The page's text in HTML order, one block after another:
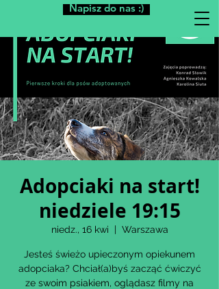
Napisz do nas :)
Adopciaki na start!
niedziele 19:15
niedz., 16 kwi
  |
Warszawa
Jesteś świeżo upieczonym opiekunem
adopciaka? Chciał(a)byś zacząć ćwiczyć
ze swoim psiakiem, oglądasz filmy na